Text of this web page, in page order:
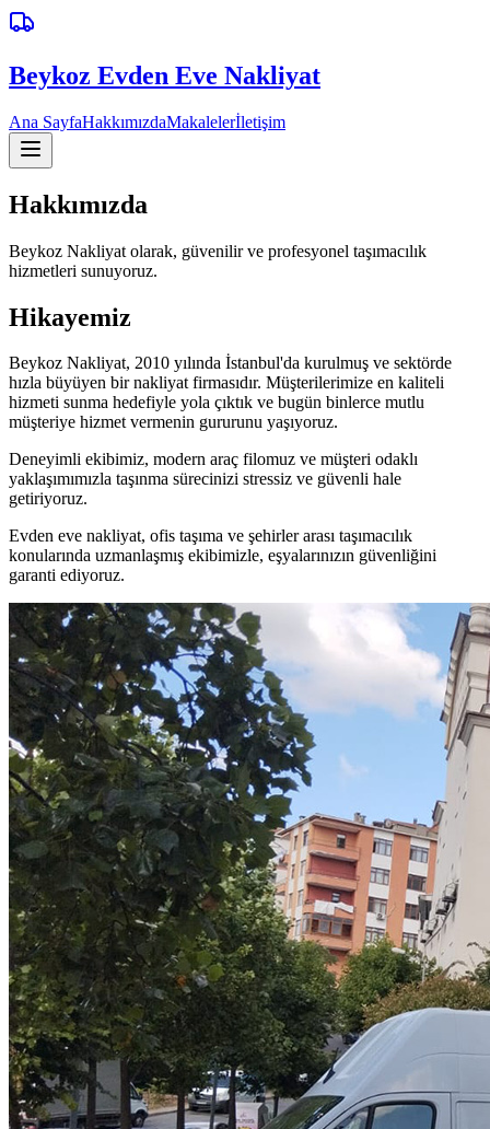
Beykoz Evden Eve Nakliyat
Ana SayfaHakkımızdaMakalelerİletişim
Hakkımızda
Beykoz Nakliyat olarak, güvenilir ve profesyonel taşımacılık
hizmetleri sunuyoruz.
Hikayemiz
Beykoz Nakliyat, 2010 yılında İstanbul'da kurulmuş ve sektörde
hızla büyüyen bir nakliyat firmasıdır. Müşterilerimize en kaliteli
hizmeti sunma hedefiyle yola çıktık ve bugün binlerce mutlu
müşteriye hizmet vermenin gururunu yaşıyoruz.
Deneyimli ekibimiz, modern araç filomuz ve müşteri odaklı
yaklaşımımızla taşınma sürecinizi stressiz ve güvenli hale
getiriyoruz.
Evden eve nakliyat, ofis taşıma ve şehirler arası taşımacılık
konularında uzmanlaşmış ekibimizle, eşyalarınızın güvenliğini
garanti ediyoruz.